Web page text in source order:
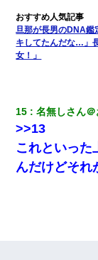
「離婚！（激怒」
転職先が決まった
「簡単には辞め
私「結婚やめるわ
結果…｜生活｜ワ
我が家のガレージ
ターリモコンある
時間弱・・・
旦那が長男のDNA鑑
キしてたんだな…」
女！」
15 名無しさん
>>13
これといった
んだけどそれ